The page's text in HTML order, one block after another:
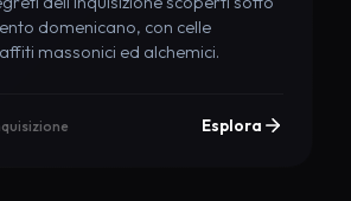
domenicano, con celle
massonici ed alchemici.
Esplora